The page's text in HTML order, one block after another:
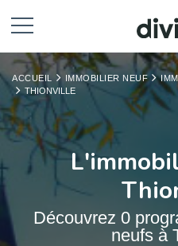
ACCUEIL IMMOBILIER NEUF
THIONVILLE
Découvrez 0
neufs à